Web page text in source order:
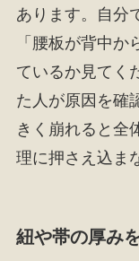
あります。自分
「腰板が背中
ているか見てく
た人が原因を確
きく崩れると全
理に押さえ込ま
紐や帯の厚み